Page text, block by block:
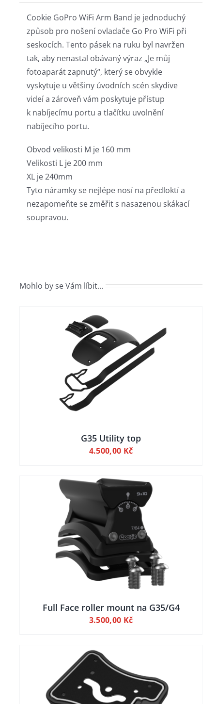
Cookie GoPro WiFi Arm Band je jednoduchý
způsob pro nošení ovladače Go Pro WiFi při
seskocích. Tento pásek na ruku byl navržen
tak, aby nenastal obávaný výraz „Je můj
fotoaparát zapnutý“, který se obvykle
vyskytuje u většiny úvodních scén skydive
videí a zároveň vám poskytuje přístup
k nabíjecímu portu a tlačítku uvolnění
nabíjecího portu.
Obvod velikosti M je 160 mm
Velikosti L je 200 mm
XL je 240mm
Tyto náramky se nejlépe nosí na předloktí a
nezapomeňte se změřit s nasazenou skákací
soupravou.
Mohlo by se Vám líbit…
G35 Utility top
4.500,00 Kč
Full Face roller mount na G35/G4
3.500,00 Kč